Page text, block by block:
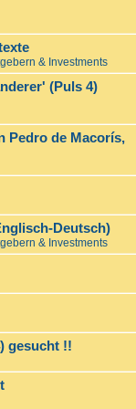
& Investments
(Puls 4)
Pedro de Macorís,
Deutsch)
& Investments
gesucht !!